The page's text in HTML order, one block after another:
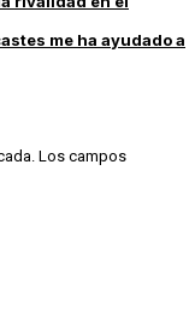
me ha ayudado a
Los campos